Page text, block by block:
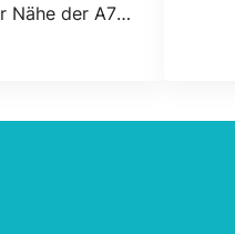
Nähe der A7
2007 wurden
dem Kurs-
Alan Rijks
ein voller